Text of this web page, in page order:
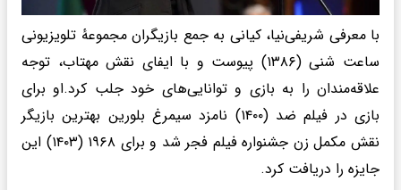
با معرفی شریفی‌نیا، کیانی به جمع بازیگران مجموعهٔ تلویزیونی
ساعت شنی (۱۳۸۶) پیوست و با ایفای نقش مهتاب، توجه
علاقه‌مندان را به بازی و توانایی‌های خود جلب کرد.او برای
بازی در فیلم ضد (۱۴۰۰) نامزد سیمرغ بلورین بهترین بازیگر
نقش مکمل زن جشنواره فیلم فجر شد و برای ۱۹۶۸ (۱۴۰۳) این
جایزه را دریافت کرد.